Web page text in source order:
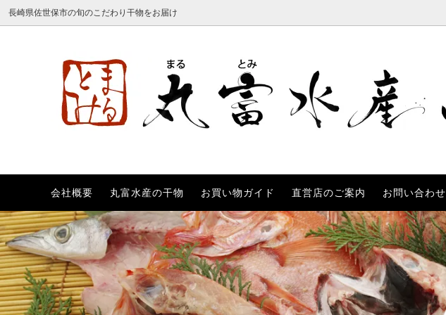
長崎県佐世保市の旬のこだわり干物をお届け
あご ししゃも
あじ かます
のどぐろ つぼ鯛
銀鮭 銀だら
ほっけ えい
全商品一覧 詰め合わせ一覧
送料無料 柚子シリーズ
会社概要 丸富水産の干物
直営店のご案内
会社概要 丸富水産の干物 お買い物ガイド 直営店のご案内 お問い合わせ